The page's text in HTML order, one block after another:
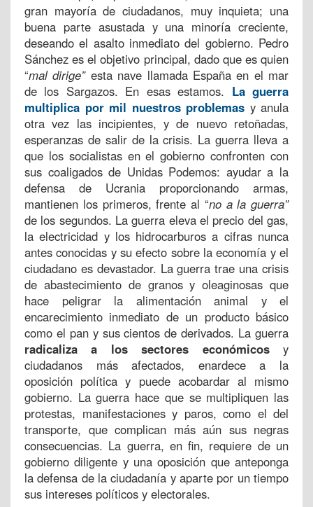
gran mayoría de ciudadanos, muy inquieta; una
buena parte asustada y una minoría creciente,
deseando el asalto inmediato del gobierno. Pedro
Sánchez es el objetivo principal, dado que es quien
“mal dirige”esta nave llamada España en el mar
de los Sargazos. En esas estamos. La guerra
multiplica por mil nuestros problemas y anula
otra vez las incipientes, y de nuevo retoñadas,
esperanzas de salir de la crisis. La guerra lleva a
que los socialistas en el gobierno confronten con
sus coaligados de Unidas Podemos: ayudar a la
defensa de Ucrania proporcionando armas,
mantienen los primeros, frente al “no a la guerra”
de los segundos. La guerra eleva el precio del gas,
la electricidad y los hidrocarburos a cifras nunca
antes conocidas y su efecto sobre la economía y el
ciudadano es devastador. La guerra trae una crisis
de abastecimiento de granos y oleaginosas que
hace peligrar la alimentación animal y el
encarecimiento inmediato de un producto básico
como el pan y sus cientos de derivados. La guerra
radicaliza a los sectores económicosy
ciudadanos más afectados, enardece a la
oposición política y puede acobardar al mismo
gobierno. La guerra hace que se multipliquen las
protestas, manifestaciones y paros, como el del
transporte, que complican más aún sus negras
consecuencias. La guerra, en fin, requiere de un
gobierno diligente y una oposición que anteponga
la defensa de la ciudadanía y aparte por un tiempo
sus intereses políticos y electorales.